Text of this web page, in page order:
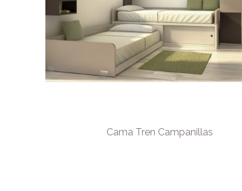
Cama Tren Campanillas